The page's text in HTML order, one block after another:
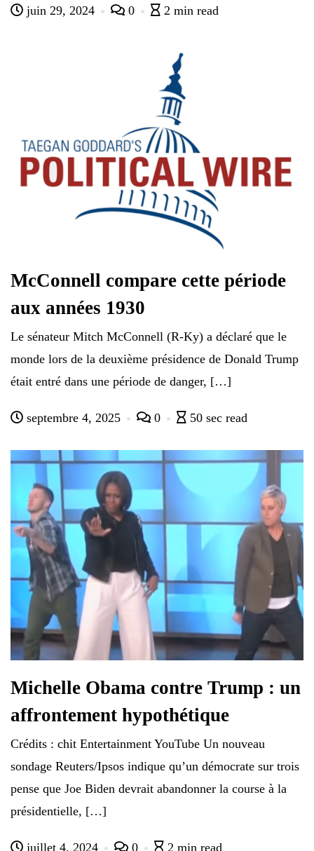
juin 29, 2024 0 2 min read
McConnell compare cette période
aux années 1930
Le sénateur Mitch McConnell (R-Ky) a déclaré que le
monde lors de la deuxième présidence de Donald Trump
était entré dans une période de danger, […]
septembre 4, 2025 0 50 sec read
Michelle Obama contre Trump : un
affrontement hypothétique
Crédits : chit Entertainment YouTube Un nouveau
sondage Reuters/Ipsos indique qu’un démocrate sur trois
pense que Joe Biden devrait abandonner la course à la
présidentielle, […]
juillet 4, 2024 0 2 min read